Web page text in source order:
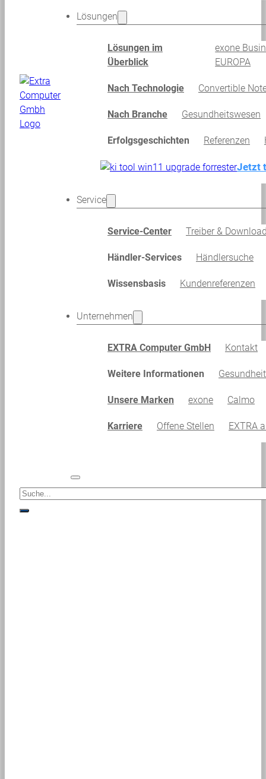
Suche<
suche
Lösungen
Lösungen im
Überblick
exone
EUROPA
Nach Technologie Convertible
Nach Branche Gesundheitswesen
Erfolgsgeschichten Referenzen
Jetzt
Service
Service-Center Treiber &
Händler-Services Händlersuche
Wissensbasis Kundenreferenzen
Unternehmen
EXTRA Computer GmbH Kontakt
Weitere Informationen
Unsere Marken exone Calmo
Karriere Offene Stellen EXTRA